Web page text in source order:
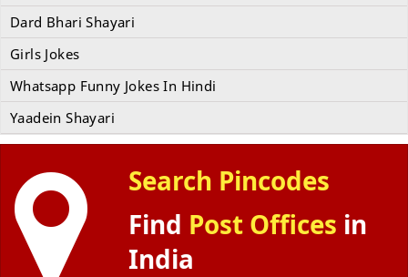
Dard Bhari Shayari
Girls Jokes
Whatsapp Funny Jokes In Hindi
Yaadein Shayari
Search Pincodes
Find Post Offices in
India